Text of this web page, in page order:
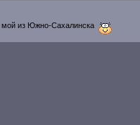
из Южно-Сахалинска